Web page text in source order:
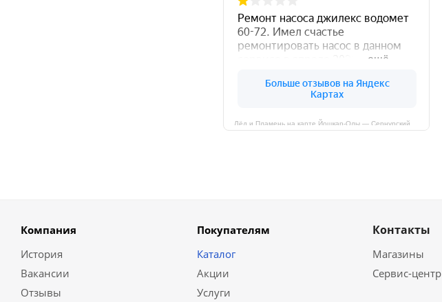
Компания
История
Вакансии
Отзывы
Покупателям
Каталог
Акции
Услуги
Контакты
Магазины
Сервис-центр